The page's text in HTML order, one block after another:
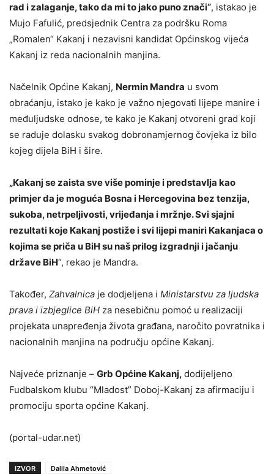
rad i zalaganje, tako da mi to jako puno znači“, istakao je
Mujo Fafulić, predsjednik Centra za podršku Roma
„Romalen“ Kakanj i nezavisni kandidat Općinskog vijeća
Kakanj iz reda nacionalnih manjina.
Načelnik Općine Kakanj, Nermin Mandra u svom
obraćanju, istako je kako je važno njegovati lijepe manire i
međuljudske odnose, te kako je Kakanj otvoreni grad koji
se raduje dolasku svakog dobronamjernog čovjeka iz bilo
kojeg dijela BiH i šire.
„Kakanj se zaista sve više pominje i predstavlja kao
primjer da je moguća Bosna i Hercegovina bez tenzija,
sukoba, netrpeljivosti, vrijeđanja i mržnje. Svi sjajni
rezultati koje Kakanj postiže i svi lijepi maniri Kakanjaca o
kojima se priča u BiH su naš prilog izgradnji i jačanju
države BiH“, rekao je Mandra.
Također, Zahvalnica je dodjeljena i Ministarstvu za ljudska
prava i izbjeglice BiH za nesebičnu pomoć u realizaciji
projekata unapređenja života građana, naročito povratnika i
nacionalnih manjina na području općine Kakanj.
Najveće priznanje – Grb Općine Kakanj, dodijeljeno
Fudbalskom klubu “Mladost” Doboj-Kakanj za afirmaciju i
promociju sporta općine Kakanj.
(portal-udar.net)
IZVOR
Dalila Ahmetović